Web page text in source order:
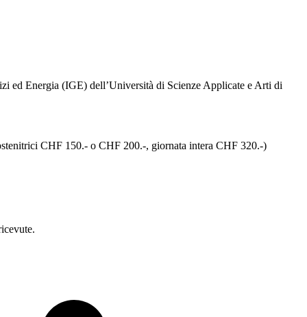
ed Energia (IGE) dell’Università di Scienze Applicate e Arti di
CHF 150.- o CHF 200.-, giornata intera CHF 320.-)